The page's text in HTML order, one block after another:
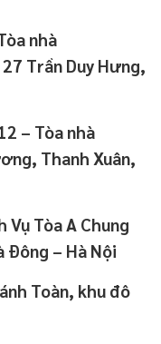
nhà
Trần Duy Hưng,
– Tòa nhà
Thanh Xuân,
Tòa A Chung
Đông – Hà Nội
Toàn, khu đô